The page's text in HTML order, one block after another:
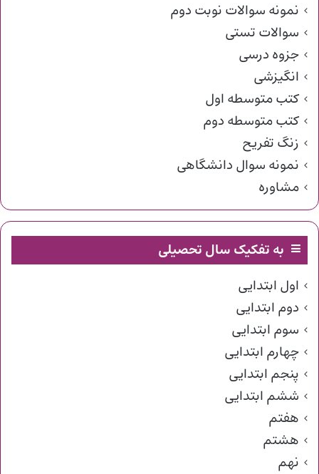
نمونه سوالات نوبت دوم
سوالات تستی
جزوه درسی
انگیزشی
کتب متوسطه اول
کتب متوسطه دوم
زنگ تفریح
نمونه سوال دانشگاهی
مشاوره
به تفکیک سال تحصیلی
اول ابتدایی
دوم ابتدایی
سوم ابتدایی
چهارم ابتدایی
پنجم ابتدایی
ششم ابتدایی
هفتم
هشتم
نهم